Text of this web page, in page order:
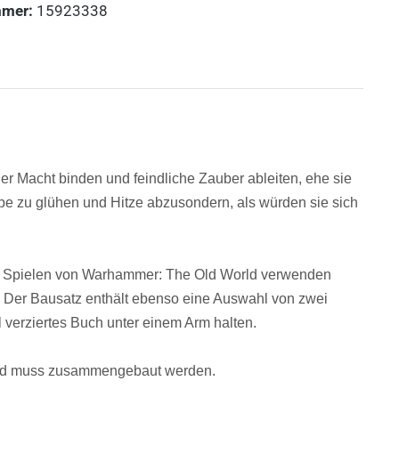
15923338
Macht binden und feindliche Zauber ableiten, ehe sie
zu glühen und Hitze abzusondern, als würden sie sich
von Warhammer: The Old World verwenden
Bausatz enthält ebenso eine Auswahl von zwei
Buch unter einem Arm halten.
muss zusammengebaut werden.